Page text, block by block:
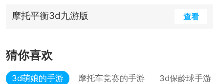
摩托平衡3d九游版 查看
猜你喜欢
3d萌娘的手游 摩托车竞赛的手游 3d保龄球手游